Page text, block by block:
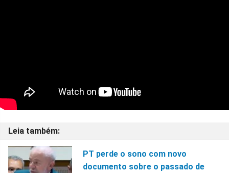
PT perde o sono com novo
documento sobre o passado de